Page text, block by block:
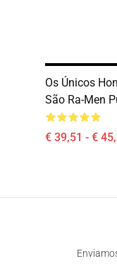
Os Únicos
São Ra-Men
€ 39,51 - €